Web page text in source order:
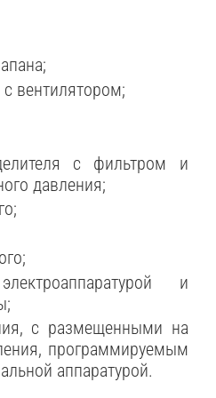
с вентилятором;
с фильтром и
давления;
и
с размещенными на
программируемым
аппаратурой.